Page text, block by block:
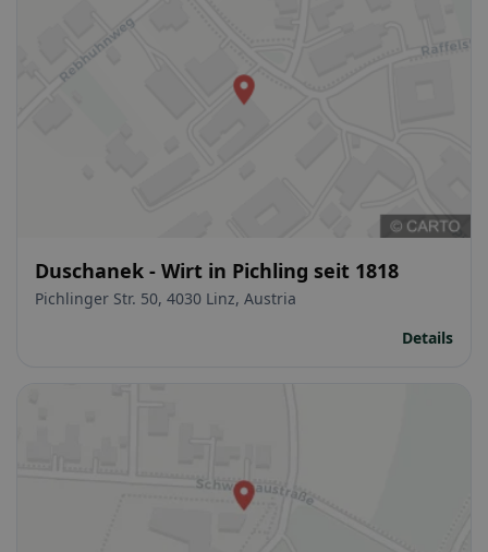
Duschanek - Wirt in Pichling seit 1818
Pichlinger Str. 50, 4030 Linz, Austria
Details